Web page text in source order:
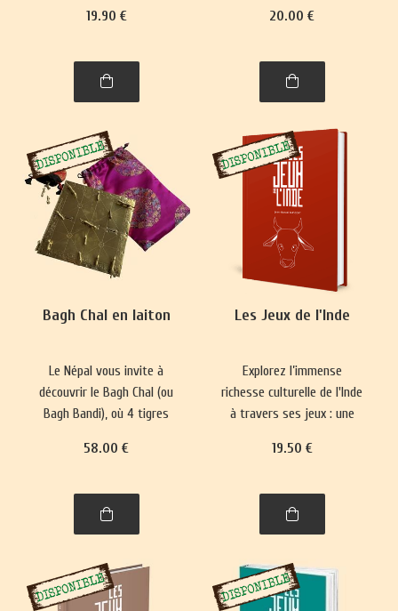
fréquemment à des
Parallèlement, des jeux
plus complexes ont
classes sociales
aristocratiques.
19.90 €
mineure dans le paysage
réactualise nos
représentations du monde
sociales depuis 5000 ans.
20.00 €
Bagh Chal en laiton
Le Népal vous invite à
découvrir le Bagh Chal (ou
Bagh Bandi), où 4 tigres
58.00 €
Les Jeux de l'Inde
Explorez l’immense
richesse culturelle de l'Inde
à travers ses jeux : une
divertissement, plaisir,
spiritualité. Un voyage
captivant dans l’histoire,
19.50 €